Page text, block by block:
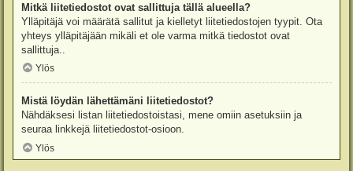
Mitkä liitetiedostot ovat sallittuja tällä alueella?
Ylläpitäjä voi määrätä sallitut ja kielletyt liitetiedostojen tyypit. Ota
yhteys ylläpitäjään mikäli et ole varma mitkä tiedostot ovat
sallittuja..
Ylös
Mistä löydän lähettämäni liitetiedostot?
Nähdäksesi listan liitetiedostoistasi, mene omiin asetuksiin ja
seuraa linkkejä liitetiedostot-osioon.
Ylös